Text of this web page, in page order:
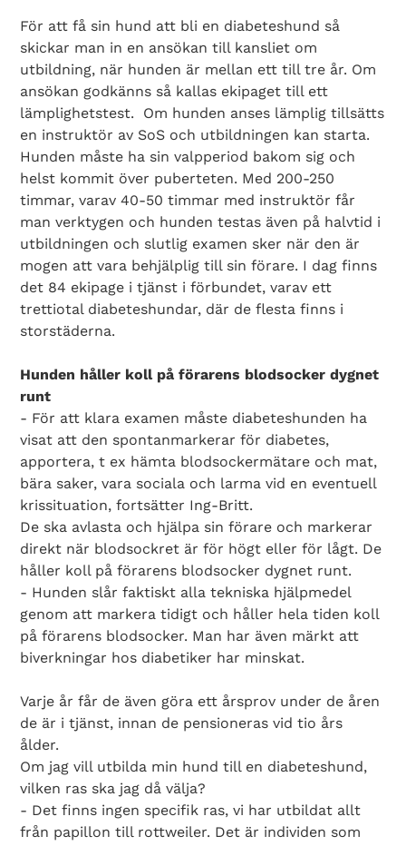
För att få sin hund att bli en diabeteshund så
skickar man in en ansökan till kansliet om
utbildning, när hunden är mellan ett till tre år. Om
ansökan godkänns så kallas ekipaget till ett
lämplighetstest. Om hunden anses lämplig tillsätts
en instruktör av SoS och utbildningen kan starta.
Hunden måste ha sin valpperiod bakom sig och
helst kommit över puberteten. Med 200-250
timmar, varav 40-50 timmar med instruktör får
man verktygen och hunden testas även på halvtid i
utbildningen och slutlig examen sker när den är
mogen att vara behjälplig till sin förare. I dag finns
det 84 ekipage i tjänst i förbundet, varav ett
trettiotal diabeteshundar, där de flesta finns i
storstäderna.
Hunden håller koll på förarens blodsocker dygnet
runt
- För att klara examen måste diabeteshunden ha
visat att den spontanmarkerar för diabetes,
apportera, t ex hämta blodsockermätare och mat,
bära saker, vara sociala och larma vid en eventuell
krissituation, fortsätter Ing-Britt.
De ska avlasta och hjälpa sin förare och markerar
direkt när blodsockret är för högt eller för lågt. De
håller koll på förarens blodsocker dygnet runt.
- Hunden slår faktiskt alla tekniska hjälpmedel
genom att markera tidigt och håller hela tiden koll
på förarens blodsocker. Man har även märkt att
biverkningar hos diabetiker har minskat.
Varje år får de även göra ett årsprov under de åren
de är i tjänst, innan de pensioneras vid tio års
ålder.
Om jag vill utbilda min hund till en diabeteshund,
vilken ras ska jag då välja?
- Det finns ingen specifik ras, vi har utbildat allt
från papillon till rottweiler. Det är individen som